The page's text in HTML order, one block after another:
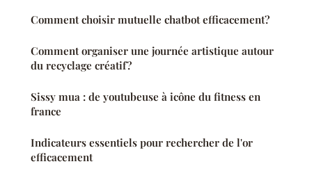
Comment choisir mutuelle chatbot efficacement?
Comment organiser une journée artistique autour
du recyclage créatif?
Sissy mua : de youtubeuse à icône du fitness en
france
Indicateurs essentiels pour rechercher de l'or
efficacement